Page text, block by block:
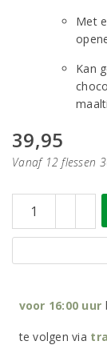
Met
Kan
39,95
Vanaf 12 flessen
voor 16:00 uur
te volgen via